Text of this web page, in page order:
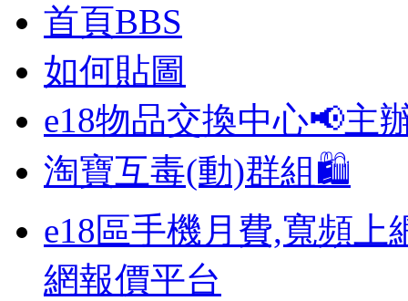
首頁BBS
如何貼圖
e18物品交換中心📢主
淘寶互毒(動)群組🛍️
e18區手機月費,寬頻上
網報價平台